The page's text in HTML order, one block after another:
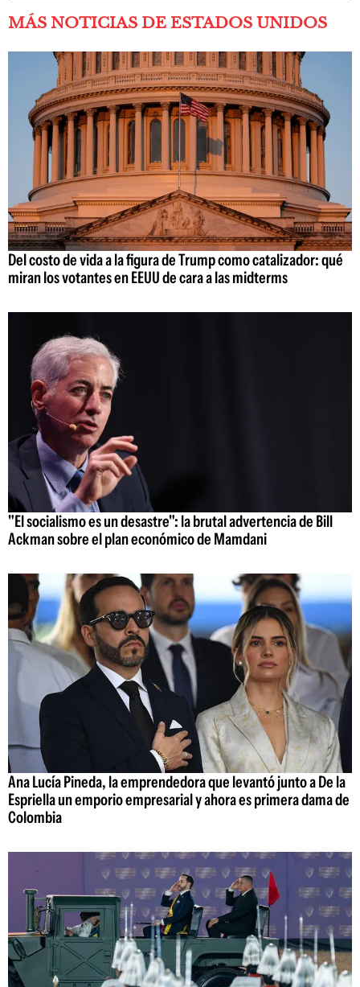
MÁS NOTICIAS DE ESTADOS UNIDOS
Del costo de vida a la figura de Trump como catalizador: qué
miran los votantes en EEUU de cara a las midterms
"El socialismo es un desastre": la brutal advertencia de Bill
Ackman sobre el plan económico de Mamdani
Ana Lucía Pineda, la emprendedora que levantó junto a De la
Espriella un emporio empresarial y ahora es primera dama de
Colombia